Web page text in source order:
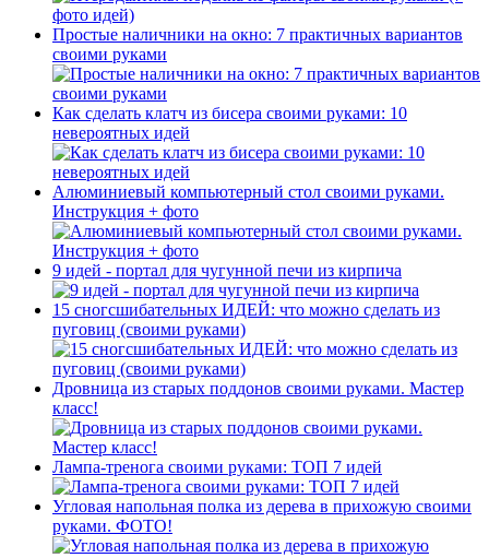
Простые наличники на окно: 7 практичных вариантов
своими руками
Как сделать клатч из бисера своими руками: 10
невероятных идей
Алюминиевый компьютерный стол своими руками.
Инструкция + фото
9 идей - портал для чугунной печи из кирпича
15 сногсшибательных ИДЕЙ: что можно сделать из
пуговиц (своими руками)
Дровница из старых поддонов своими руками. Мастер
класс!
Лампа-тренога своими руками: ТОП 7 идей
Угловая напольная полка из дерева в прихожую своими
руками. ФОТО!